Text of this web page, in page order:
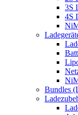
3S
4S
Bundles